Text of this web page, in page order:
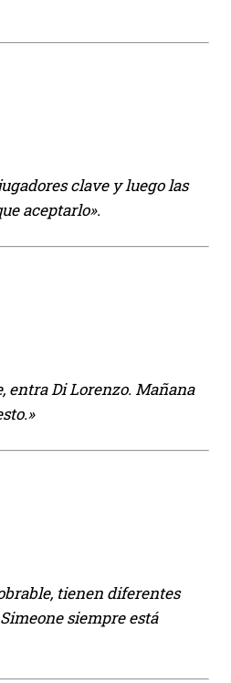
clave y luego las
aceptarlo».
entra Di Lorenzo. Mañana
tienen diferentes
siempre está